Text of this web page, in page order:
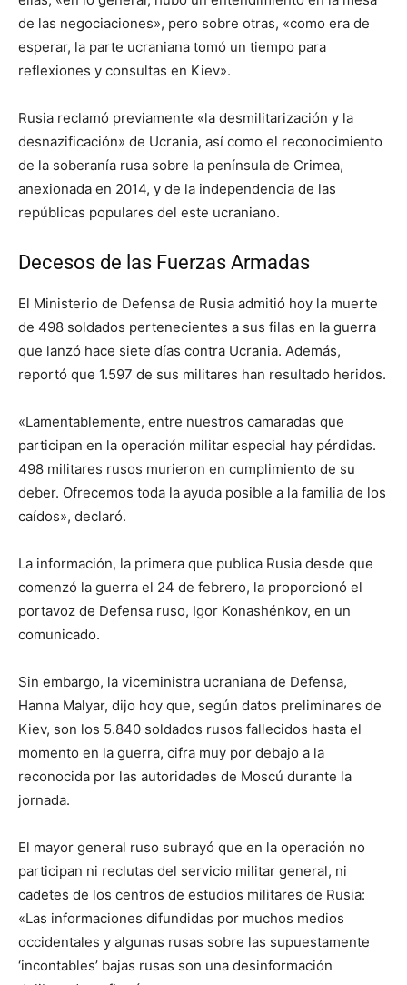
de las negociaciones», pero sobre otras, «como era de
esperar, la parte ucraniana tomó un tiempo para
reflexiones y consultas en Kiev».
Rusia reclamó previamente «la desmilitarización y la
desnazificación» de Ucrania, así como el reconocimiento
de la soberanía rusa sobre la península de Crimea,
anexionada en 2014, y de la independencia de las
repúblicas populares del este ucraniano.
Decesos de las Fuerzas Armadas
El Ministerio de Defensa de Rusia admitió hoy la muerte
de 498 soldados pertenecientes a sus filas en la guerra
que lanzó hace siete días contra Ucrania. Además,
reportó que 1.597 de sus militares han resultado heridos.
«Lamentablemente, entre nuestros camaradas que
participan en la operación militar especial hay pérdidas.
498 militares rusos murieron en cumplimiento de su
deber. Ofrecemos toda la ayuda posible a la familia de los
caídos», declaró.
La información, la primera que publica Rusia desde que
comenzó la guerra el 24 de febrero, la proporcionó el
portavoz de Defensa ruso, Igor Konashénkov, en un
comunicado.
Sin embargo, la viceministra ucraniana de Defensa,
Hanna Malyar, dijo hoy que, según datos preliminares de
Kiev, son los 5.840 soldados rusos fallecidos hasta el
momento en la guerra, cifra muy por debajo a la
reconocida por las autoridades de Moscú durante la
jornada.
El mayor general ruso subrayó que en la operación no
participan ni reclutas del servicio militar general, ni
cadetes de los centros de estudios militares de Rusia:
«Las informaciones difundidas por muchos medios
occidentales y algunas rusas sobre las supuestamente
‘incontables’ bajas rusas son una desinformación